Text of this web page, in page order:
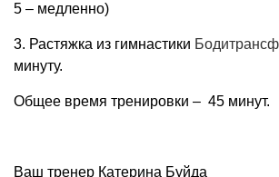
5 – медленно)
3. Растяжка из гимнастики
минуту.
Общее время тренировки – 45 минут.
Ваш тренер Катерина Буйда